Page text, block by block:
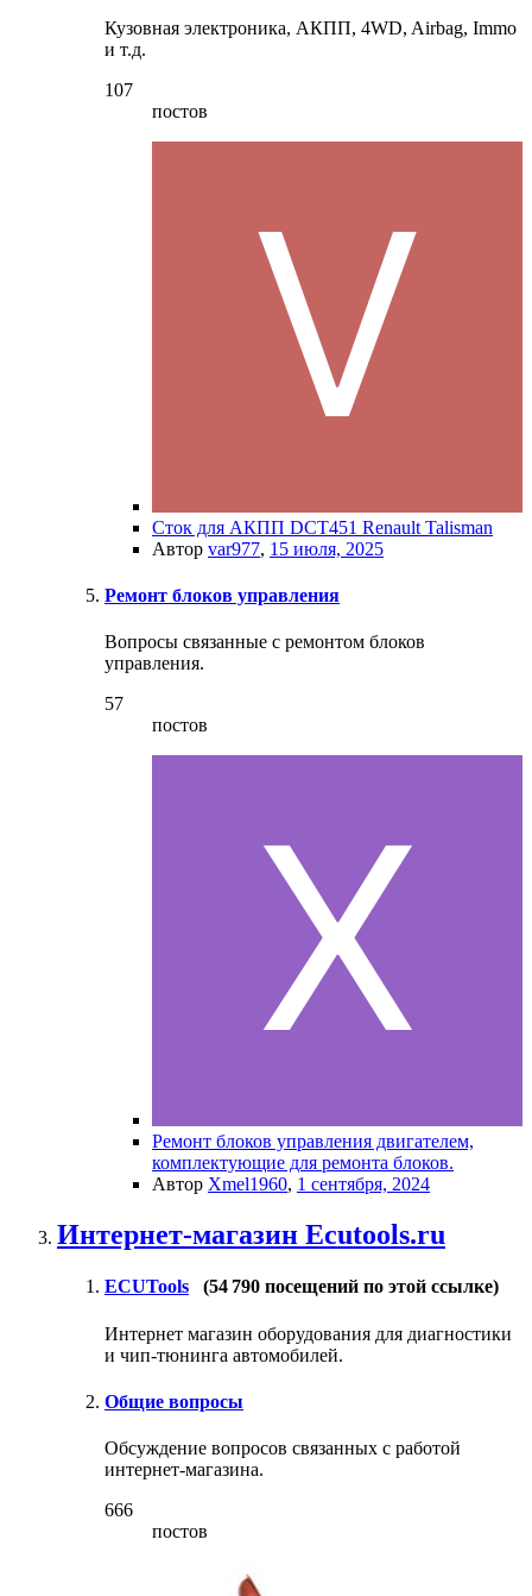
Кузовная электроника, АКПП, 4WD, Airbag, Immo
и т.д.
107
постов
Сток для АКПП DCT451 Renault Talisman
Автор var977, 15 июля, 2025
Ремонт блоков управления
Вопросы связанные с ремонтом блоков
управления.
57
постов
Ремонт блоков управления двигателем,
комплектующие для ремонта блоков.
Автор Xmel1960, 1 сентября, 2024
Интернет-магазин Ecutools.ru
ECUTools (54 790 посещений по этой ссылке)
Интернет магазин оборудования для диагностики
и чип-тюнинга автомобилей.
Общие вопросы
Обсуждение вопросов связанных с работой
интернет-магазина.
666
постов